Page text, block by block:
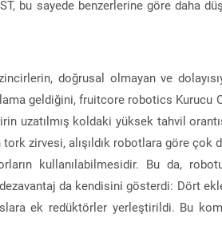
bu sayede benzerlerine göre daha
doğrusal olmayan ve
geldiğini, fruitcore robotics Kurucu
uzatılmış koldaki yüksek tahvil
zirvesi, alışıldık robotlara göre çok
kullanılabilmesidir. Bu da,
da kendisini gösterdi: Dört
ek redüktörler yerleştirildi. Bu